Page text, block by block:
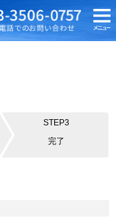
STEP3
完了